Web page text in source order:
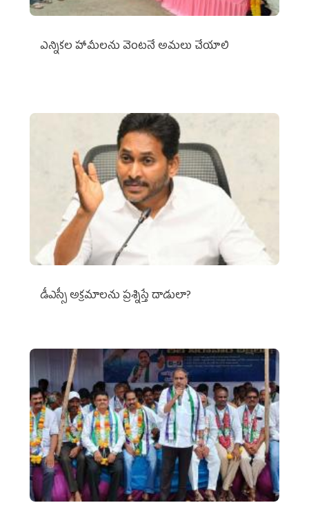
ఎన్నికల హామీలను వెంటనే అమలు చేయాలి
డీఎస్సీ అక్రమాలను ప్రశ్నిస్తే దాడులా?